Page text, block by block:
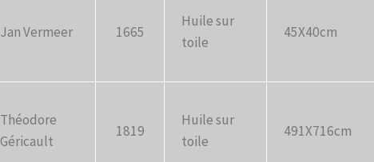
Jan Vermeer 1665
Huile sur
toile
45X40cm
Théodore
Géricault
1819
Huile sur
toile
491X716cm